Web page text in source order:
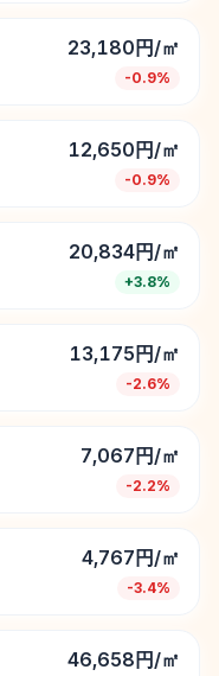
23,180円/㎡
-0.9%
12,650円/㎡
-0.9%
20,834円/㎡
+3.8%
13,175円/㎡
-2.6%
7,067円/㎡
-2.2%
4,767円/㎡
-3.4%
46,658円/㎡